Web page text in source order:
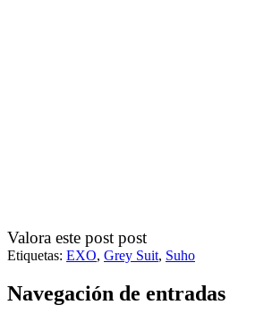
Valora este post post
Etiquetas: EXO, Grey Suit, Suho
Navegación de entradas